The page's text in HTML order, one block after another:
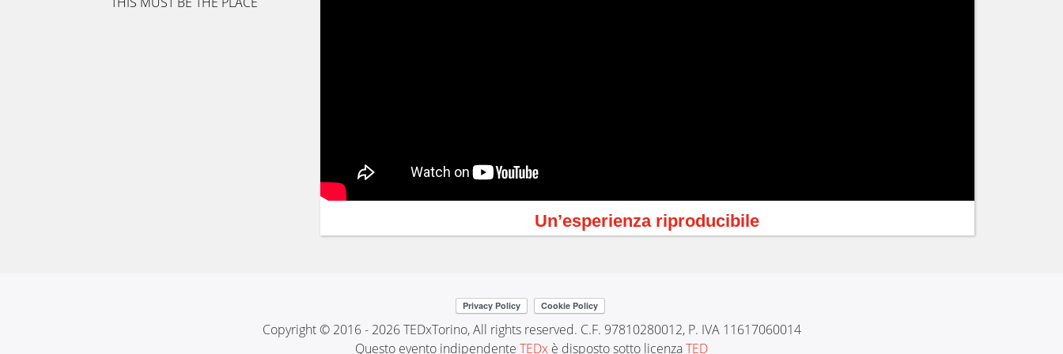
Un’esperienza riproducibile
Copyright © 2016 - 2026 TEDxTorino, All rights reserved. C.F. 97810280012, P. IVA 11617060014
Questo evento indipendente TEDx è disposto sotto licenzaTED